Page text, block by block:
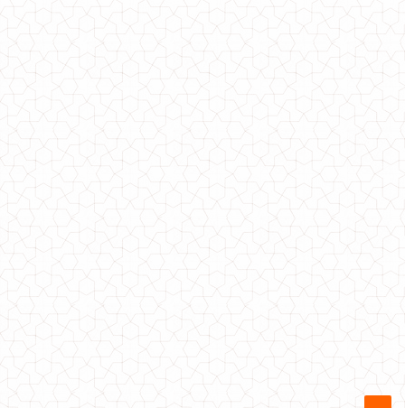
Модне кашемірове пальто без підкладки
990.00грн. 790.00грн.